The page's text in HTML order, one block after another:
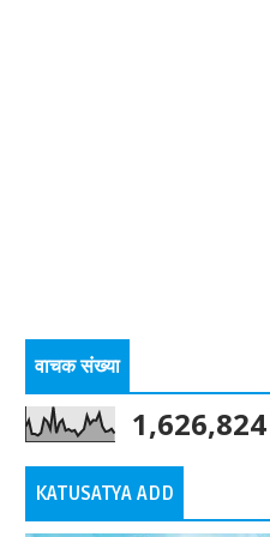
वाचक संख्या
1,626,824
KATUSATYA ADD